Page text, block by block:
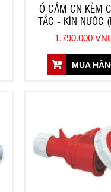
Ổ CẮM CN KÈM
TẮC - KÍN NƯỚC
F61252-6
1.790.000
MUA